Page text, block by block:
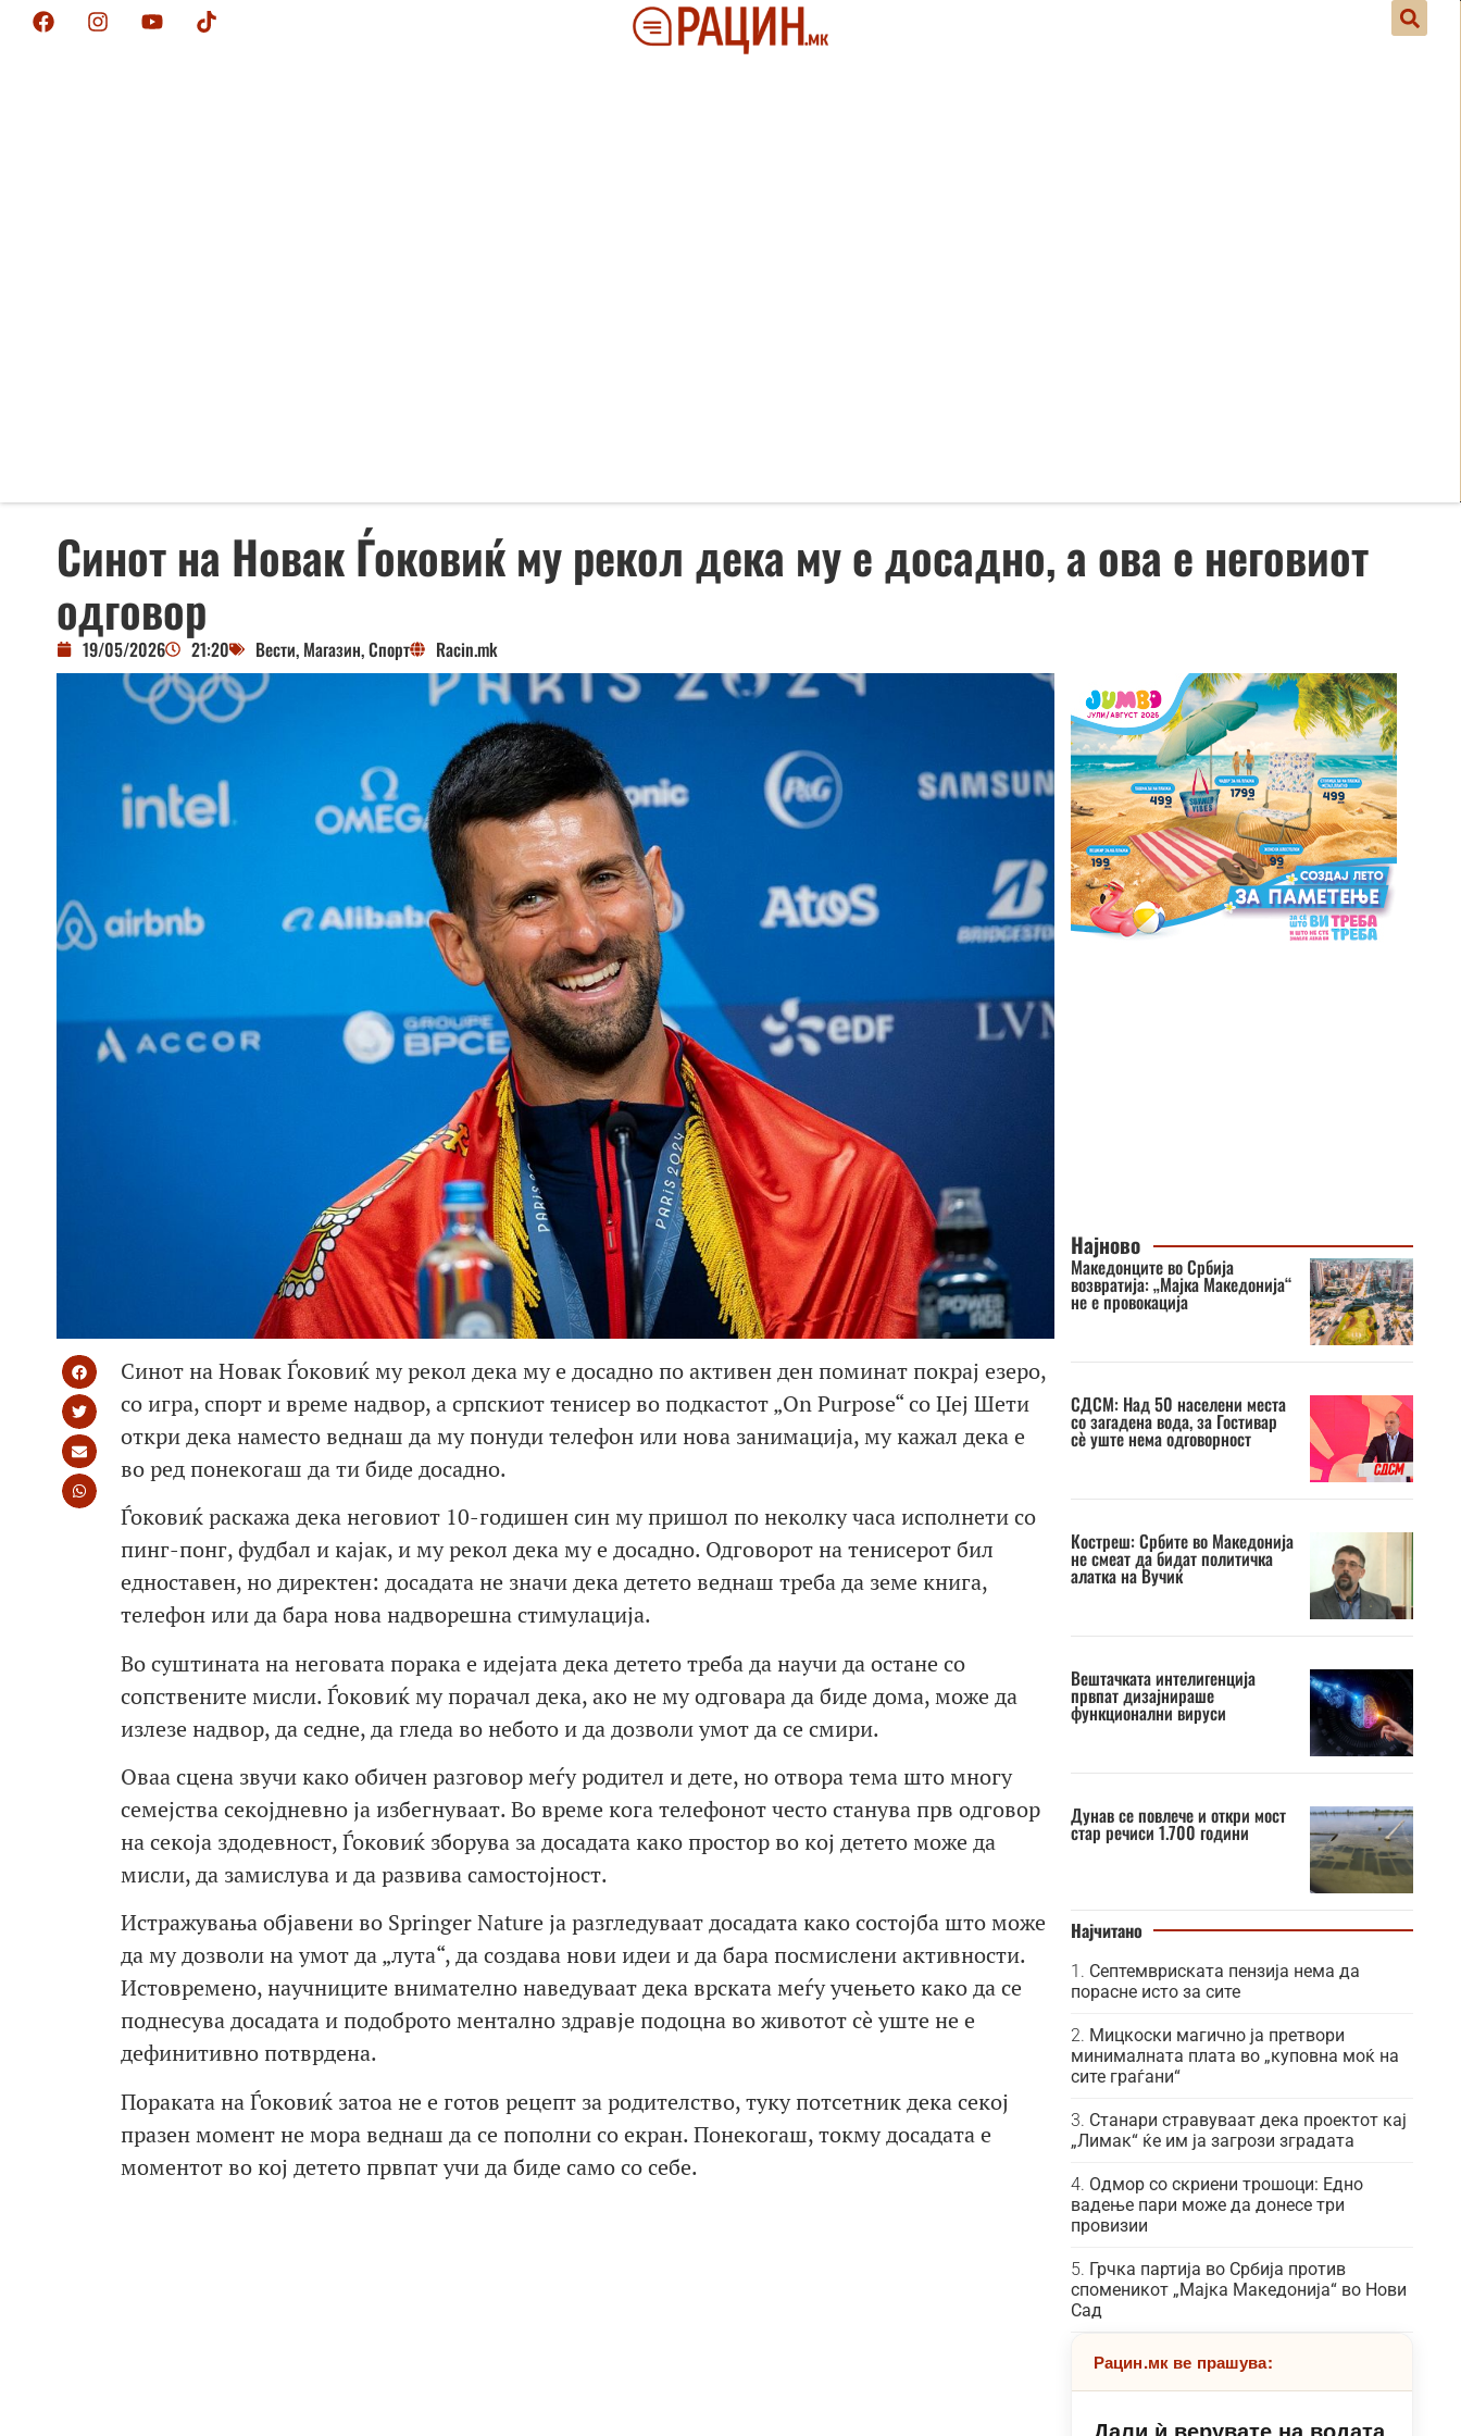
Синот на Новак Ѓоковиќ му рекол дека му е досадно, а ова е неговиот
одговор
19/05/2026 21:20 Вести, Магазин,Спорт Racin.mk
Синот на Новак Ѓоковиќ му рекол дека му е досадно по активен ден поминат покрај езеро,
со игра, спорт и време надвор, а српскиот тенисер во подкастот „On Purpose“ со Џеј Шети
откри дека наместо веднаш да му понуди телефон или нова занимација, му кажал дека е
во ред понекогаш да ти биде досадно.
Ѓоковиќ раскажа дека неговиот 10-годишен син му пришол по неколку часа исполнети со
пинг-понг, фудбал и кајак, и му рекол дека му е досадно. Одговорот на тенисерот бил
едноставен, но директен: досадата не значи дека детето веднаш треба да земе книга,
телефон или да бара нова надворешна стимулација.
Во суштината на неговата порака е идејата дека детето треба да научи да остане со
сопствените мисли. Ѓоковиќ му порачал дека, ако не му одговара да биде дома, може да
излезе надвор, да седне, да гледа во небото и да дозволи умот да се смири.
Оваа сцена звучи како обичен разговор меѓу родител и дете, но отвора тема што многу
семејства секојдневно ја избегнуваат. Во време кога телефонот често станува прв одговор
на секоја здодевност, Ѓоковиќ зборува за досадата како простор во кој детето може да
мисли, да замислува и да развива самостојност.
Истражувања објавени во Springer Nature ја разгледуваат досадата како состојба што може
да му дозволи на умот да „лута“, да создава нови идеи и да бара посмислени активности.
Истовремено, научниците внимателно наведуваат дека врската меѓу учењето како да се
поднесува досадата и подоброто ментално здравје подоцна во животот сè уште не е
дефинитивно потврдена.
Пораката на Ѓоковиќ затоа не е готов рецепт за родителство, туку потсетник дека секој
празен момент не мора веднаш да се пополни со екран. Понекогаш, токму досадата е
моментот во кој детето првпат учи да биде само со себе.
Најново
Македонците во Србија
возвратија: „Мајка Македонија“
не е провокација
СДСМ: Над 50 населени места
со загадена вода, за Гостивар
сè уште нема одговорност
Костреш: Србите во Македонија
не смеат да бидат политичка
алатка на Вучиќ
Вештачката интелигенција
првпат дизајнираше
функционални вируси
Дунав се повлече и откри мост
стар речиси 1.700 години
Најчитано
Септемвриската пензија нема да
порасне исто за сите
Мицкоски магично ја претвори
минималната плата во „куповна моќ на
сите граѓани“
Станари стравуваат дека проектот кај
„Лимак“ ќе им ја загрози зградата
Одмор со скриени трошоци: Едно
вадење пари може да донесе три
провизии
Грчка партија во Србија против
споменикот „Мајка Македонија“ во Нови
Сад
Рацин.мк ве прашува: